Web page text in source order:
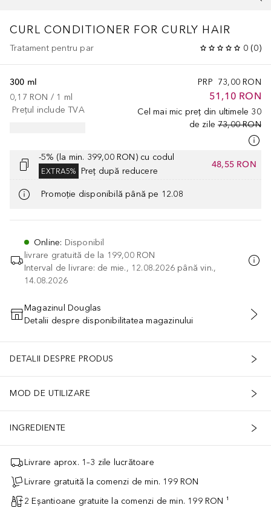
CURL CONDITIONER FOR CURLY HAIR
Tratament pentru par 0 (0)
PRP 73,00 RON
51,10 RON
Cel mai mic preț din ultimele 30
de zile 73,00 RON
300 ml
0,17 RON / 1 ml
Prețul include TVA
-5% (la min. 399,00 RON) cu codul
EXTRA5% Preț după reducere
48,55 RON
Promoție disponibilă până pe 12.08
Online: Disponibil
livrare gratuită de la 199,00 RON
Interval de livrare: de mie., 12.08.2026 până vin.,
14.08.2026
ADĂUGAȚI ÎN COŞ
Magazinul Douglas
Detalii despre disponibilitatea magazinului
DETALII DESPRE PRODUS
MOD DE UTILIZARE
INGREDIENTE
Livrare aprox. 1–3 zile lucrătoare
Livrare gratuită la comenzi de min. 199 RON
2 Eșantioane gratuite la comenzi de min. 199 RON ¹